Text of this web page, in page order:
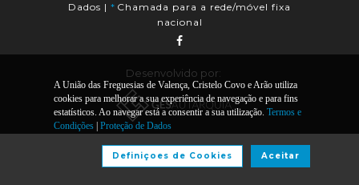
Dados | * Chamada para a rede/móvel fixa
nacional
Desenvolvido por:
A União das Freguesias de Valença, Cristelo Covo e Arão utiliza
cookies para melhorar a sua experiência de navegação e para fins
estatísticos. Ao navegar está a consentir a sua utilização. Termos e
Condições| Proteção de Dados
Aceitar
Definiçoes de Cookies